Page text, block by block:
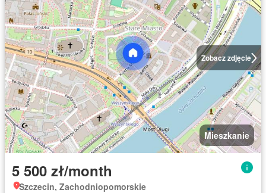
Zobacz zdjęcie
Mieszkanie
5 500 zł/month
Szczecin, Zachodniopomorskie